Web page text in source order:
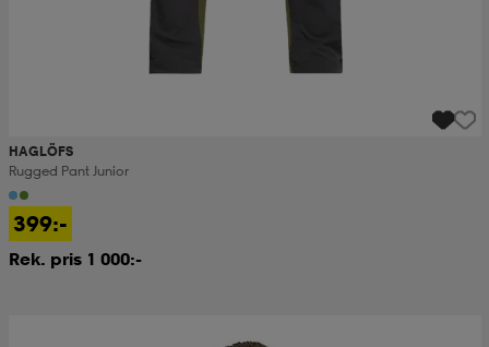
HAGLÖFS
Rugged Pant Junior
399:-
Rek. pris 1 000:-